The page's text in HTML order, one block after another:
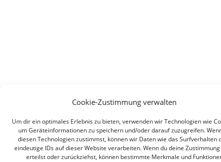
Cookie-Zustimmung verwalten
Um dir ein optimales Erlebnis zu bieten, verwenden wir Technologien wie
um Geräteinformationen zu speichern und/oder darauf zuzugreifen.
diesen Technologien zustimmst, können wir Daten wie das Surfverhalten
eindeutige IDs auf dieser Website verarbeiten. Wenn du deine
erteilst oder zurückziehst, können bestimmte Merkmale und